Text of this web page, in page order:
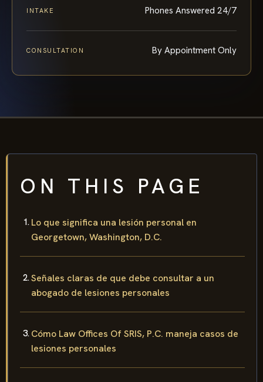
INTAKE Phones Answered 24/7
CONSULTATION By Appointment Only
ON THIS PAGE
Lo que significa una lesión personal en
Georgetown, Washington, D.C.
Señales claras de que debe consultar a un
abogado de lesiones personales
Cómo Law Offices Of SRIS, P.C. maneja casos de
lesiones personales